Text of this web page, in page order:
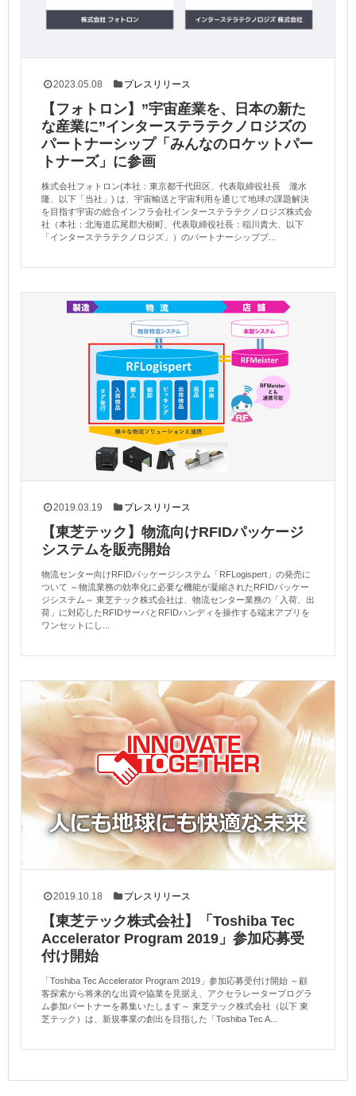
2023.05.08 プレスリリース
【フォトロン】”宇宙産業を、日本の新た
な産業に”インターステラテクノロジズの
パートナーシップ「みんなのロケットパー
トナーズ」に参画
株式会社フォトロン(本社：東京都千代田区、代表取締役社長 瀧水
隆、以下「当社」) は、宇宙輸送と宇宙利用を通じて地球の課題解決
を目指す宇宙の総合インフラ会社インターステラテクノロジズ株式会
社（本社：北海道広尾郡大樹町、代表取締役社長：稲川貴大、以下
「インターステラテクノロジズ」）のパートナーシッププ...
2019.03.19 プレスリリース
【東芝テック】物流向けRFIDパッケージ
システムを販売開始
物流センター向けRFIDパッケージシステム「RFLogispert」の発売に
ついて ～物流業務の効率化に必要な機能が凝縮されたRFIDパッケー
ジシステム～ 東芝テック株式会社は、物流センター業務の「入荷、出
荷」に対応したRFIDサーバとRFIDハンディを操作する端末アプリを
ワンセットにし...
2019.10.18 プレスリリース
【東芝テック株式会社】「Toshiba Tec
Accelerator Program 2019」参加応募受
付け開始
「Toshiba Tec Accelerator Program 2019」参加応募受付け開始 ～顧
客探索から将来的な出資や協業を見据え、アクセラレータープログラ
ム参加パートナーを募集いたします～ 東芝テック株式会社（以下 東
芝テック）は、新規事業の創出を目指した「Toshiba Tec A...